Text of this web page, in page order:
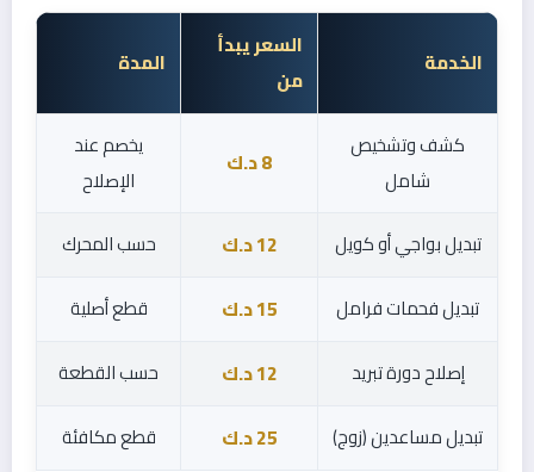
الخدمة
السعر يبدأ
من
المدة
كشف وتشخيص
شامل
8 د.ك
يخصم عند
الإصلاح
تبديل بواجي أو كويل
12 د.ك
حسب المحرك
تبديل فحمات فرامل
15 د.ك
قطع أصلية
إصلاح دورة تبريد
12 د.ك
حسب القطعة
تبديل مساعدين (زوج)
25 د.ك قطع مكافئة